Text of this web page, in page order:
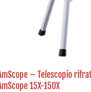
– Telescopio
15X-150X